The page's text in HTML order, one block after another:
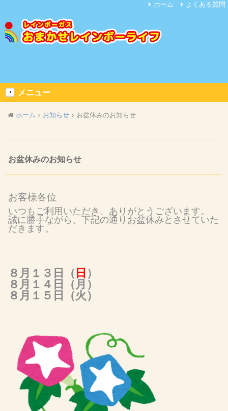
ホーム よくある質問
メニュー
ホーム お知らせ お盆休みのお知らせ
お盆休みのお知らせ
お客様各位
いつもご利用いただき、ありがとうございます。
誠に勝手ながら、下記の通りお盆休みとさせていた
だきます。
８月１３日（ 日 ）
８月１４日（月）
８月１５日（火）